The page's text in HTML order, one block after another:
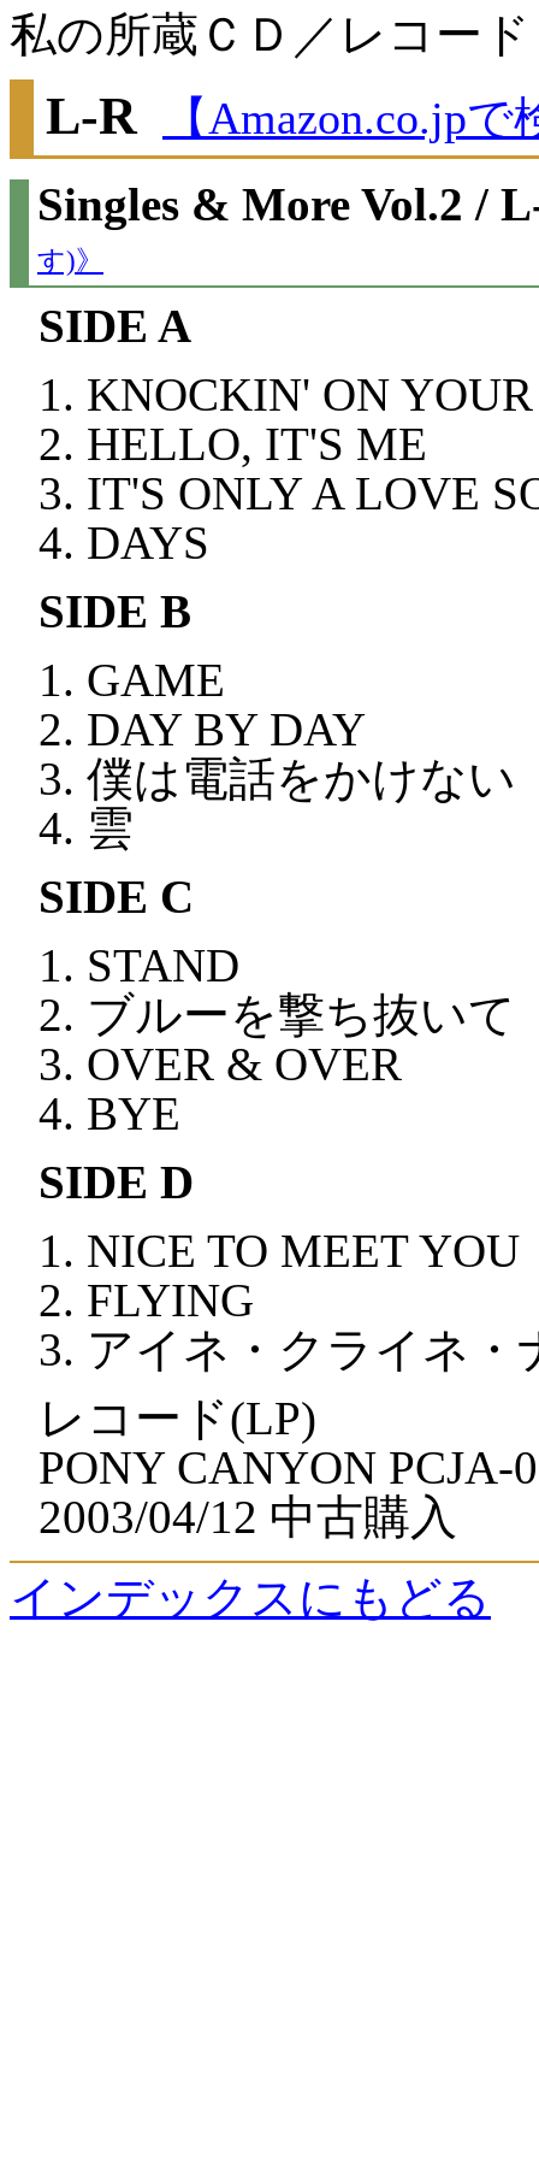
私の所蔵ＣＤ／レコード
L-R 【Amazon.co.jp
Singles & More Vol.2 /
す)》
SIDE A
KNOCKIN' ON
HELLO, IT'S ME
IT'S ONLY A LOVE
DAYS
SIDE B
GAME
DAY BY DAY
僕は電話をかけない
雲
SIDE C
STAND
ブルーを撃ち抜いて
OVER & OVER
BYE
SIDE D
NICE TO MEET YOU
FLYING
アイネ・クライネ
レコード(LP)
PONY CANYON PCJA-
2003/04/12 中古購入
インデックスにもどる